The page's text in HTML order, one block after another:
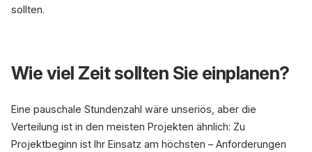
sollten.
Wie viel Zeit sollten Sie einplanen?
Eine pauschale Stundenzahl wäre unseriös, aber die
Verteilung ist in den meisten Projekten ähnlich: Zu
Projektbeginn ist Ihr Einsatz am höchsten – Anforderungen